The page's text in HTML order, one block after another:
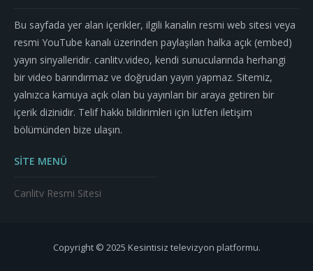
Bu sayfada yer alan içerikler, ilgili kanalın resmi web sitesi veya
resmi YouTube kanalı üzerinden paylaşılan halka açık (embed)
yayın sinyalleridir. canlitv.video, kendi sunucularında herhangi
bir video barındırmaz ve doğrudan yayın yapmaz. Sitemiz,
yalnızca kamuya açık olan bu yayınları bir araya getiren bir
içerik dizinidir. Telif hakkı bildirimleri için lütfen iletişim
bölümünden bize ulaşın.
SİTE MENÜ
Canlitv Resmi Sitesi
Copyright © 2025 Kesintisiz televizyon platformu.